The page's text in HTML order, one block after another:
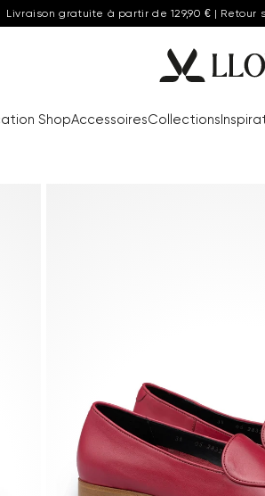
Livraison gratuite à partir de 129,90 € | Retour
ShopAccessoiresCollections